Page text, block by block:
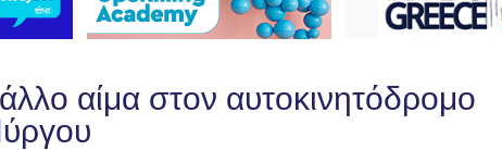
αίμα στον αυτοκινητόδρομο